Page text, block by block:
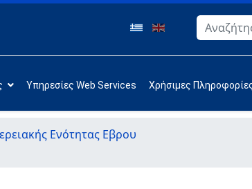
Υπηρεσίες Web Services Χρήσιμες
Ενότητας Εβρου